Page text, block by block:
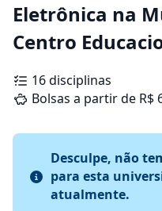
Eletrônica na
Centro
16 disciplinas
Bolsas a partir de R$
Desculpe, não
para esta
atualmente.